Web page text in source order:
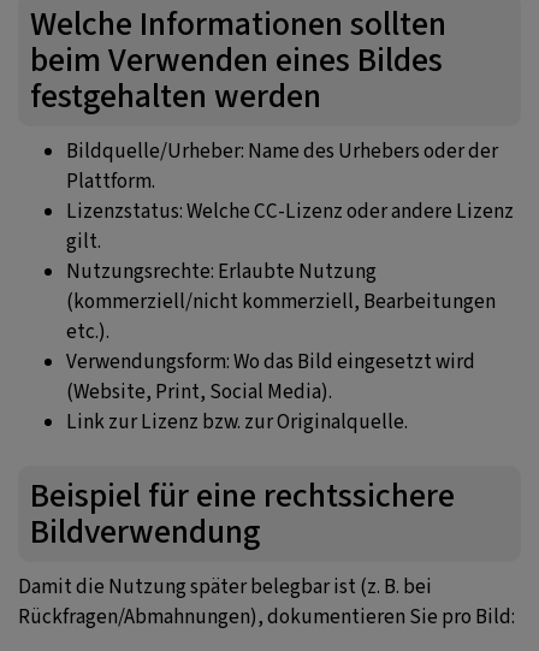
Welche Informationen sollten
beim Verwenden eines Bildes
festgehalten werden
Bildquelle/Urheber: Name des Urhebers oder der
Plattform.
Lizenzstatus: Welche CC-Lizenz oder andere Lizenz
gilt.
Nutzungsrechte: Erlaubte Nutzung
(kommerziell/nicht kommerziell, Bearbeitungen
etc.).
Verwendungsform: Wo das Bild eingesetzt wird
(Website, Print, Social Media).
Link zur Lizenz bzw. zur Originalquelle.
Beispiel für eine rechtssichere
Bildverwendung
Damit die Nutzung später belegbar ist (z. B. bei
Rückfragen/Abmahnungen), dokumentieren Sie pro Bild: